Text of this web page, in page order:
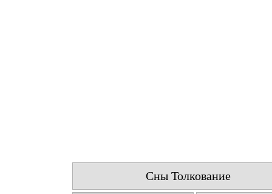
Сны Толкование